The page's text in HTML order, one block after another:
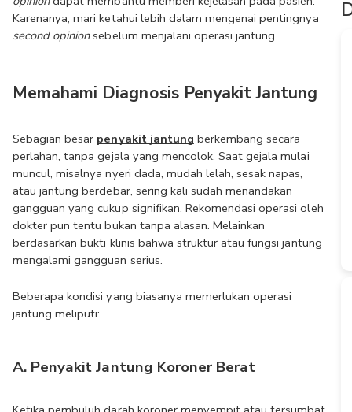
second opinion sebelum menjalani operasi jantung.
Memahami Diagnosis Penyakit Jantung
Sebagian besar penyakit jantung berkembang secara
perlahan, tanpa gejala yang mencolok. Saat gejala mulai
muncul, misalnya nyeri dada, mudah lelah, sesak napas,
atau jantung berdebar, sering kali sudah menandakan
gangguan yang cukup signifikan. Rekomendasi operasi oleh
dokter pun tentu bukan tanpa alasan. Melainkan
berdasarkan bukti klinis bahwa struktur atau fungsi jantung
mengalami gangguan serius.
Beberapa kondisi yang biasanya memerlukan operasi
jantung meliputi:
A. Penyakit Jantung Koroner Berat